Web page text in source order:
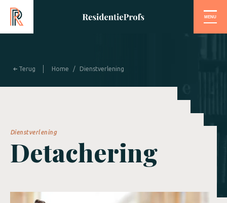
MENU
Terug Home / Dienstverlening
Dienstverlening
Detachering